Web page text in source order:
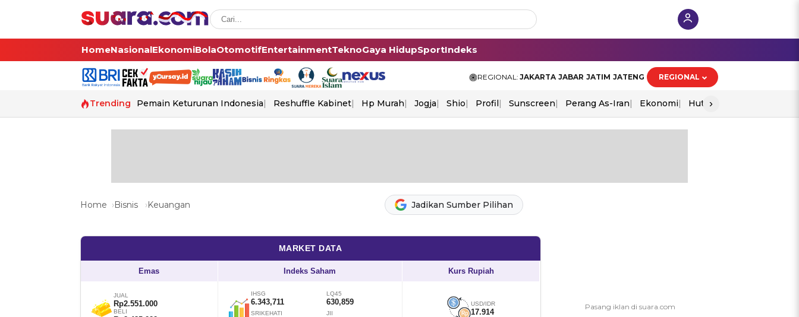
HomeNasionalEkonomiBolaOtomotifEntertainmentTeknoGaya HidupSportIndeks
REGIONAL: JAKARTA JABAR JATIM JATENG REGIONAL
Trending Pemain Keturunan Indonesia Reshuffle Kabinet Hp Murah Jogja Shio Profil Sunscreen Perang As-Iran Ekonomi Hut Ri
›
Home Bisnis Keuangan Jadikan Sumber Pilihan
MARKET DATA
Emas Indeks Saham Kurs Rupiah
JUAL
Rp2.551.000
BELI
IHSG
6.343,711
LQ45
630,859
SRIKEHATI JII
USD/IDR
17.914